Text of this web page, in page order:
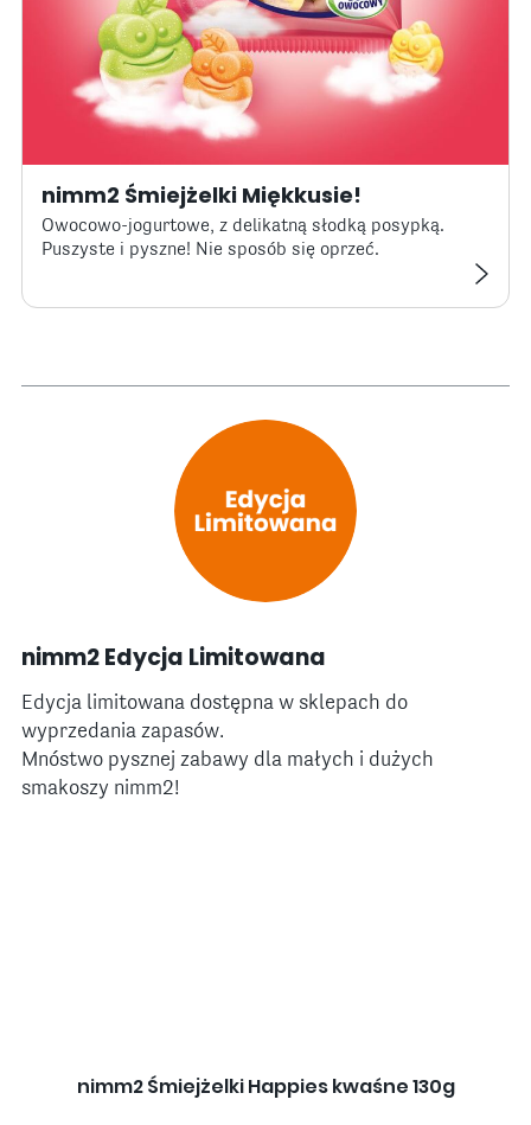
nimm2 Śmiejżelki Miękkusie!
Owocowo-jogurtowe, z delikatną słodką posypką.
Puszyste i pyszne! Nie sposób się oprzeć.
nimm2 Edycja Limitowana
Edycja limitowana dostępna w sklepach do
wyprzedania zapasów.
Mnóstwo pysznej zabawy dla małych i dużych
smakoszy nimm2!
nimm2 Śmiejżelki Happies kwaśne 130g